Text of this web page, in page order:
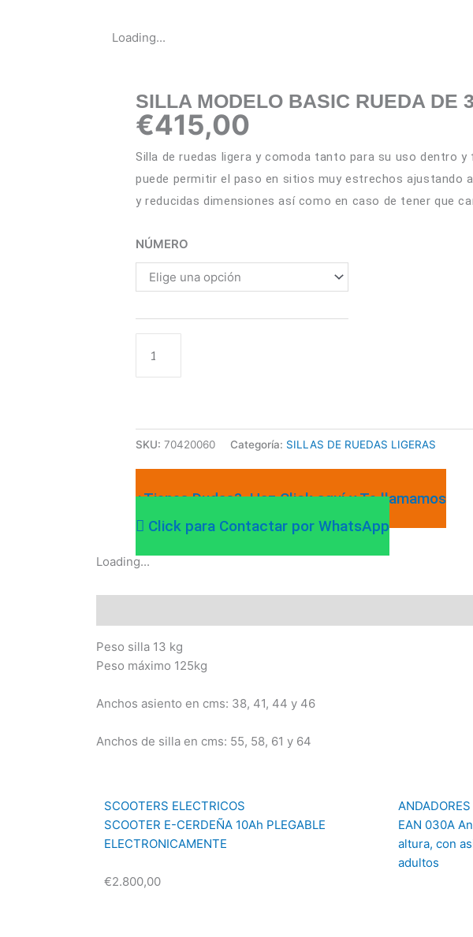
Loading...
SILLA MODELO BASIC RUEDA DE
€415,00
Silla de ruedas ligera y comoda tanto para su uso dentro
puede permitir el paso en sitios muy estrechos ajustando
y reducidas dimensiones así como en caso de tener que
NÚMERO
MODELO
DE
300mm
FORTA
cantidad
SKU: 70420060 Categoría: SILLAS DE RUEDAS LIGERAS
¿Tienes Dudas?. Haz Click aquí y Te llamamos
Click para Contactar por WhatsApp
Loading...
Peso silla 13 kg
Peso máximo 125kg
Anchos asiento en cms: 38, 41, 44 y 46
Anchos de silla en cms: 55, 58, 61 y 64
SCOOTERS ELECTRICOS
SCOOTER E-CERDEÑA 10Ah PLEGABLE
ELECTRONICAMENTE
€2.800,00
ANDADORES
EAN 030A
altura, con
adultos